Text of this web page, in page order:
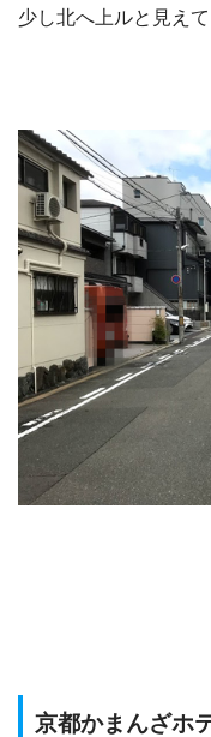
少し北へ上ルと見えて
京都かまんざホ